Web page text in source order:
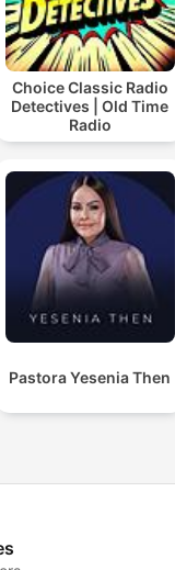
Choice Classic Radio
Detectives | Old Time
Radio
Pastora Yesenia Then